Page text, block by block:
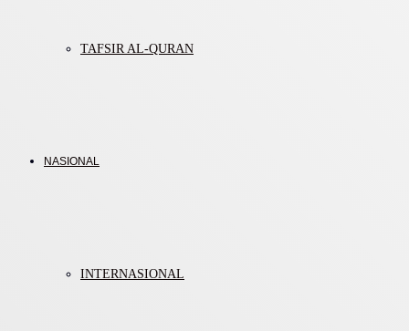
TAFSIR AL-QURAN
NASIONAL
INTERNASIONAL